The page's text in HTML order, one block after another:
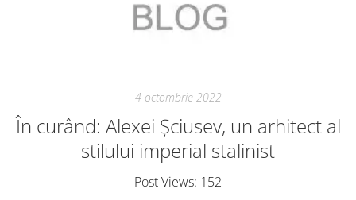
4 octombrie 2022
În curând: Alexei Șciusev, un arhitect al
stilului imperial stalinist
Post Views: 152